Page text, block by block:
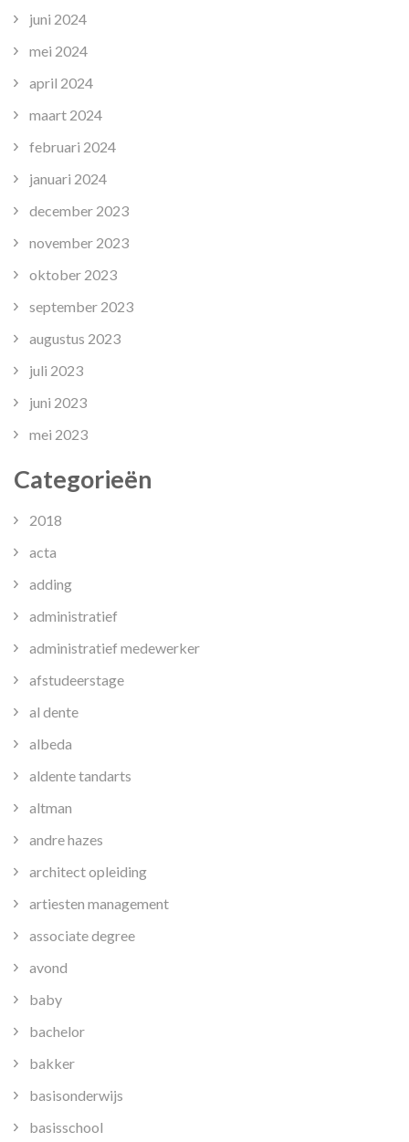
juni 2024
mei 2024
april 2024
maart 2024
februari 2024
januari 2024
december 2023
november 2023
oktober 2023
september 2023
augustus 2023
juli 2023
juni 2023
mei 2023
Categorieën
2018
acta
adding
administratief
administratief medewerker
afstudeerstage
al dente
albeda
aldente tandarts
altman
andre hazes
architect opleiding
artiesten management
associate degree
avond
baby
bachelor
bakker
basisonderwijs
basisschool